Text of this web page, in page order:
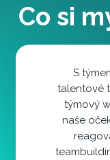
Co si
S
talentové
týmový
naše